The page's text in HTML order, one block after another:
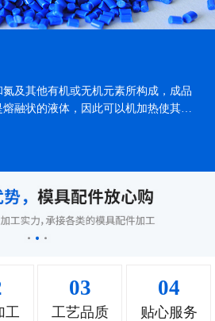
及其他有机或无机元素所构成，成品
融状的液体，因此可以机加热使其熔
工
03
工艺品质
04
贴心服务